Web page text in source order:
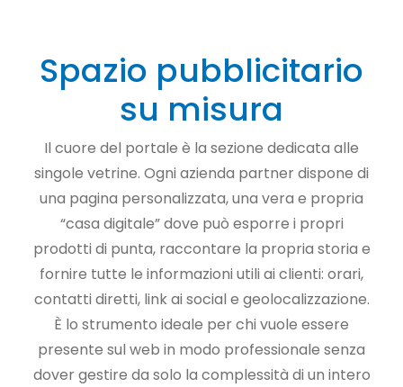
Spazio pubblicitario
su misura
Il cuore del portale è la sezione dedicata alle
singole vetrine. Ogni azienda partner dispone di
una pagina personalizzata, una vera e propria
“casa digitale” dove può esporre i propri
prodotti di punta, raccontare la propria storia e
fornire tutte le informazioni utili ai clienti: orari,
contatti diretti, link ai social e geolocalizzazione.
È lo strumento ideale per chi vuole essere
presente sul web in modo professionale senza
dover gestire da solo la complessità di un intero